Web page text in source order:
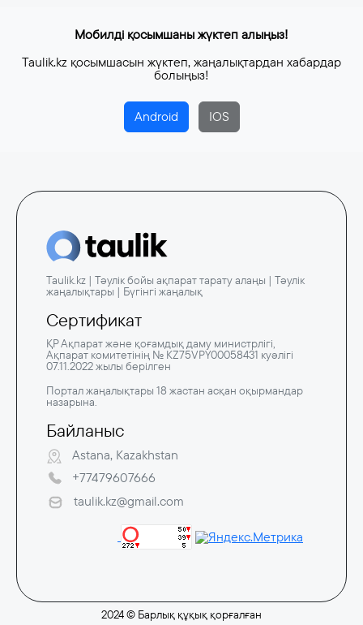
Мобилді қосымшаны жүктеп алыңыз!
Taulik.kz қосымшасын жүктеп, жаңалықтардан хабардар
болыңыз!
Android IOS
Taulik.kz | Тәулік бойы ақпарат тарату алаңы | Тәулік
жаңалықтары | Бүгінгі жаңалық
Сертификат
ҚР Ақпарат және қоғамдық даму министрлігі,
Ақпарат комитетінің № KZ75VPY00058431 куәлігі
07.11.2022 жылы берілген
Портал жаңалықтары 18 жастан асқан оқырмандар
назарына.
Байланыс
Astana, Kazakhstan
+77479607666
taulik.kz@gmail.com
2024 © Барлық құқық қорғалған